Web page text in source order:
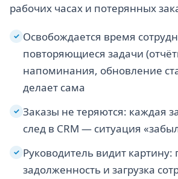
рабочих часах и потерянных
✓ Освобождается время
повторяющиеся задачи
напоминания, обновление
делает сама
✓ Заказы не теряются: каждая
след в CRM — ситуация
✓ Руководитель видит
задолженность и загрузка